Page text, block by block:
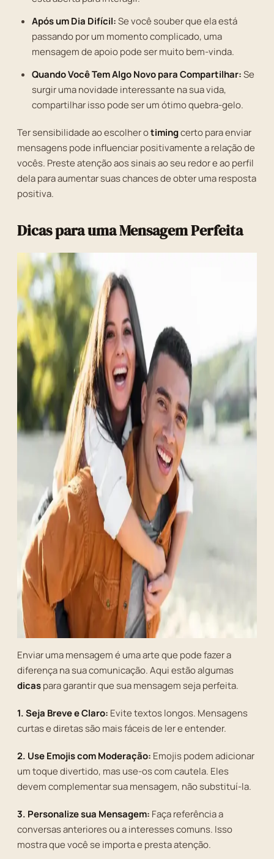
Após um Dia Difícil:Se você souber que ela está
passando por um momento complicado, uma
mensagem de apoio pode ser muito bem-vinda.
Quando Você Tem Algo Novo para Compartilhar:Se
surgir uma novidade interessante na sua vida,
compartilhar isso pode ser um ótimo quebra-gelo.
Ter sensibilidade ao escolher otimingcerto para enviar
mensagens pode influenciar positivamente a relação de
vocês. Preste atenção aos sinais ao seu redor e ao perfil
dela para aumentar suas chances de obter uma resposta
positiva.
Dicas para uma Mensagem Perfeita
Enviar uma mensagem é uma arte que pode fazer a
diferença na sua comunicação. Aqui estão algumas
dicaspara garantir que sua mensagem seja perfeita.
1. Seja Breve e Claro: Evite textos longos. Mensagens
curtas e diretas são mais fáceis de ler e entender.
2. Use Emojis com Moderação: Emojis podem adicionar
um toque divertido, mas use-os com cautela. Eles
devem complementar sua mensagem, não substituí-la.
3. Personalize sua Mensagem: Faça referência a
conversas anteriores ou a interesses comuns. Isso
mostra que você se importa e presta atenção.